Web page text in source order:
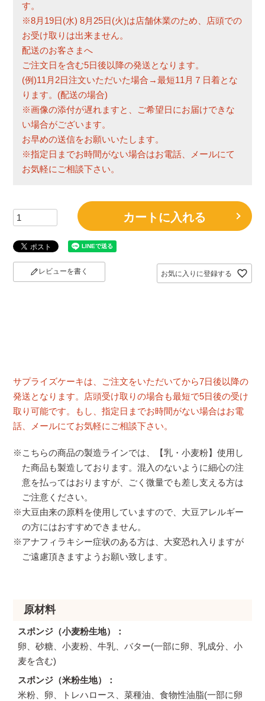
す。
※8月19日(水) 8月25日(火)は店舗休業のため、店頭での
お受け取りは出来ません。
配送のお客さまへ
ご注文日を含む5日後以降の発送となります。
(例)11月2日注文いただいた場合→最短11月７日着とな
ります。(配送の場合)
※画像の添付が遅れますと、ご希望日にお届けできな
い場合がございます。
お早めの送信をお願いいたします。
※指定日までお時間がない場合はお電話、メールにて
お気軽にご相談下さい。
お気に入りに登録する
カートに入れる
レビューを書く
サプライズケーキは、ご注文をいただいてから7日後以降の
発送となります。店頭受け取りの場合も最短で5日後の受け
取り可能です。もし、指定日までお時間がない場合はお電
話、メールにてお気軽にご相談下さい。
※こちらの商品の製造ラインでは、【乳・小麦粉】使用し
た商品も製造しております。混入のないように細心の注
意を払ってはおりますが、ごく微量でも差し支える方は
ご注意ください。
※大豆由来の原料を使用していますので、大豆アレルギー
の方にはおすすめできません。
※アナフィラキシー症状のある方は、大変恐れ入りますが
ご遠慮頂きますようお願い致します。
原材料
スポンジ（小麦粉生地）
卵、砂糖、小麦粉、牛乳、バター(一部に卵、乳成分、小
麦を含む)
スポンジ（米粉生地）
米粉、卵、トレハロース、菜種油、食物性油脂(一部に卵